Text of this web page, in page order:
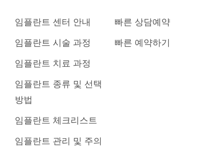
임플란트 센터 안내
임플란트 시술 과정
임플란트 치료 과정
임플란트 종류 및 선택
방법
임플란트 체크리스트
임플란트 관리 및 주의
빠른 상담예약
빠른 예약하기